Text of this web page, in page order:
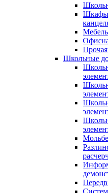
Шкафы
Мебель
Школьные